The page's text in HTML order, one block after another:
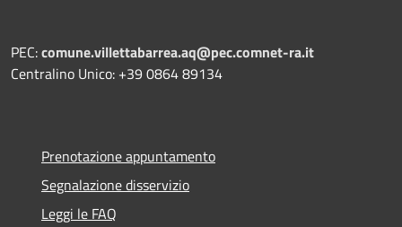
PEC:comune.villettabarrea.aq@pec.comnet-ra.it
Centralino Unico: +39 0864 89134
Prenotazione appuntamento
Segnalazione disservizio
Leggi le FAQ